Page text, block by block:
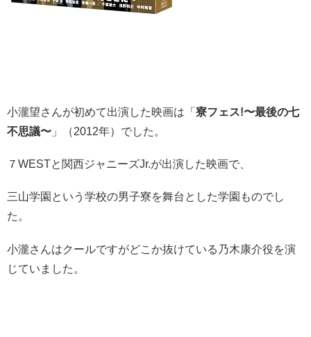
小瀧望さんが初めて出演した映画は「 寮フェス!〜最後の七
不思議〜 」（2012年）でした。
７WESTと関西ジャニーズJr.が出演した映画で、
三山学園という学校の男子寮を舞台とした学園ものでし
た。
小瀧さんはクールですがどこか抜けている乃木康介役を演
じていました。